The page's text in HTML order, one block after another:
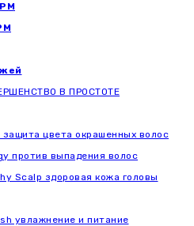
В ПРОСТОТЕ
защита цвета окрашенных волос
против выпадения волос
Scalp здоровая кожа головы
увлажнение и питание